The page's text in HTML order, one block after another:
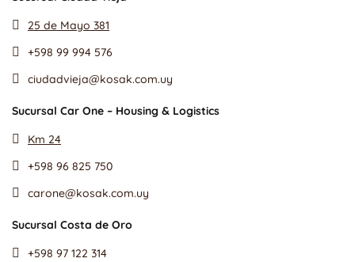
25 de Mayo 381
+598 99 994 576
ciudadvieja@kosak.com.uy
Sucursal Car One – Housing & Logistics
Km 24
+598 96 825 750
carone@kosak.com.uy
Sucursal Costa de Oro
+598 97 122 314